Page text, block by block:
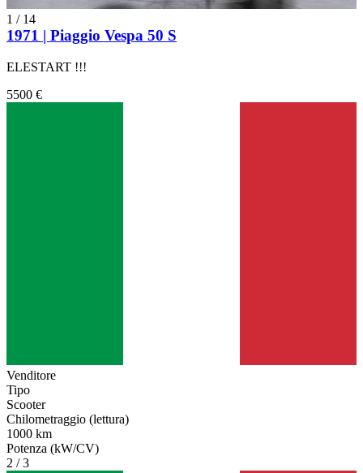
1 / 14
1971 | Piaggio Vespa 50 S
ELESTART !!!
5500 €
Venditore
Tipo
Scooter
Chilometraggio (lettura)
1000 km
Potenza (kW/CV)
2 / 3